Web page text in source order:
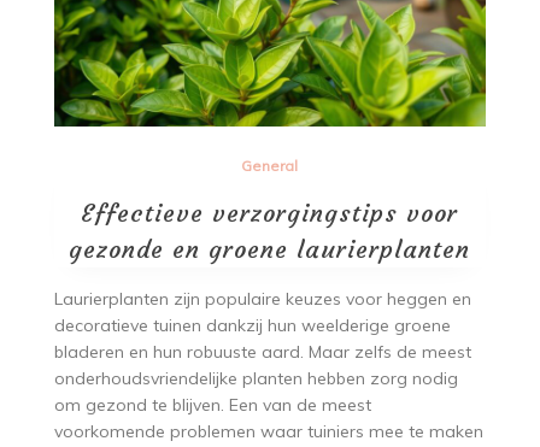
General
Effectieve verzorgingstips voor
gezonde en groene laurierplanten
Laurierplanten zijn populaire keuzes voor heggen en
decoratieve tuinen dankzij hun weelderige groene
bladeren en hun robuuste aard. Maar zelfs de meest
onderhoudsvriendelijke planten hebben zorg nodig
om gezond te blijven. Een van de meest
voorkomende problemen waar tuiniers mee te maken